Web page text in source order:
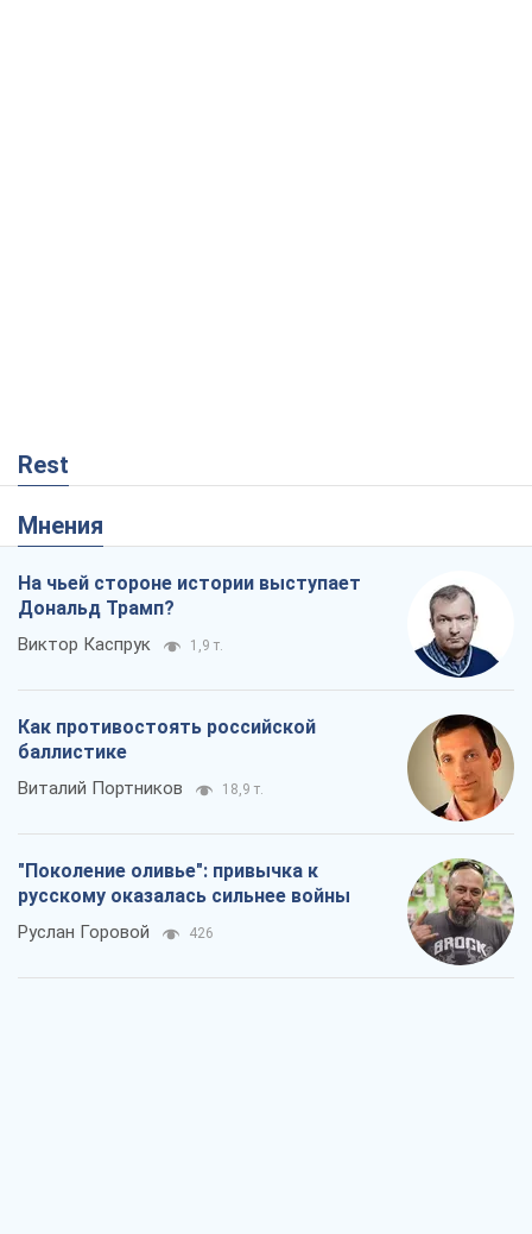
Rest
Мнения
На чьей стороне истории выступает
Дональд Трамп?
Виктор Каспрук 1,9 т.
Как противостоять российской
баллистике
Виталий Портников 18,9 т.
"Поколение оливье": привычка к
русскому оказалась сильнее войны
Руслан Горовой 426